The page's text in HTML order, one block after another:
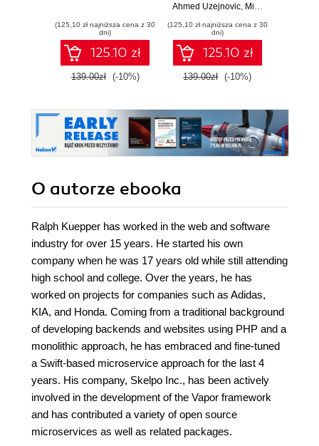
(125,10 zł najniższa cena z 30
dni)
125.10 zł
139.00zł (-10%)
Ahmed Uzejnovic, Michael Seidl
(125,10 zł najniższa cena z 30
dni)
125.10 zł
139.00zł (-10%)
O autorze ebooka
Ralph Kuepper has worked in the web and software
industry for over 15 years. He started his own
company when he was 17 years old while still attending
high school and college. Over the years, he has
worked on projects for companies such as Adidas,
KIA, and Honda. Coming from a traditional background
of developing backends and websites using PHP and a
monolithic approach, he has embraced and fine-tuned
a Swift-based microservice approach for the last 4
years. His company, Skelpo Inc., has been actively
involved in the development of the Vapor framework
and has contributed a variety of open source
microservices as well as related packages.